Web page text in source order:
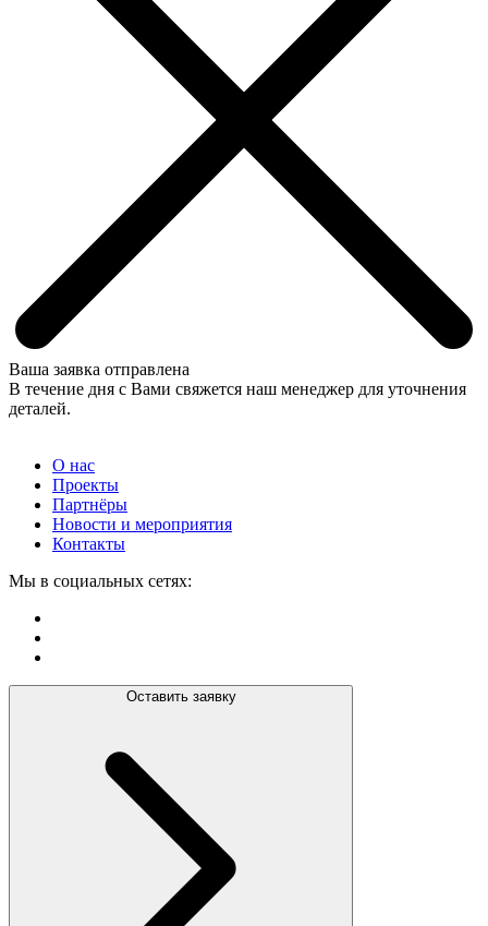
Ваша заявка отправлена
В течение дня с Вами свяжется наш менеджер для уточнения
деталей.
О нас
Проекты
Партнёры
Новости и мероприятия
Контакты
Мы в социальных сетях:
Оставить заявку